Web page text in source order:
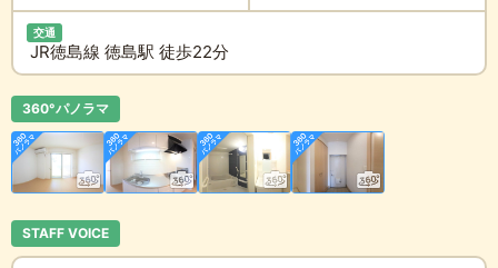
交通
JR徳島線 徳島駅 徒歩22分
360°パノラマ
STAFF VOICE